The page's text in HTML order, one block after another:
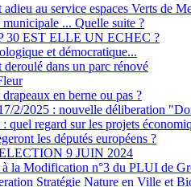
au service espaces Verts de
... Quelle suite ?
30 EST ELLE UN ECHEC ?
et démocratique...
deroulé dans un parc rénové
en berne ou pas ?
2/2025 : nouvelle déliberation
quel regard sur les projets
les députés européens ?
9 JUIN 2024
la Modification n°3 du PLUI de
Stratégie Nature en Ville et